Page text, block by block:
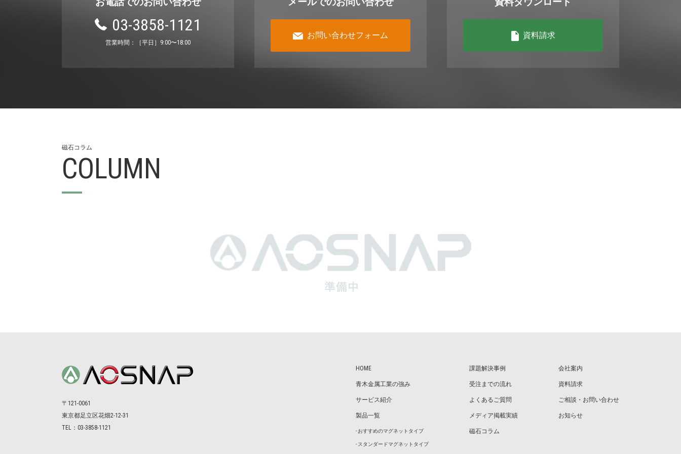
03-3858-1121
営業時間：［平⽇］9:00〜18:00
お問い合わせフォーム 資料請求
磁⽯コラム
COLUMN
〒121-0061
東京都⾜⽴区花畑2-12-31
TEL：03-3858-1121
HOME
⻘⽊⾦属⼯業の強み
サービス紹介
製品⼀覧
-おすすめのマグネットタイプ
-スタンダードマグネットタイプ
課題解決事例
受注までの流れ
よくあるご質問
メディア掲載実績
磁⽯コラム
会社案内
資料請求
ご相談・お問い合わせ
お知らせ